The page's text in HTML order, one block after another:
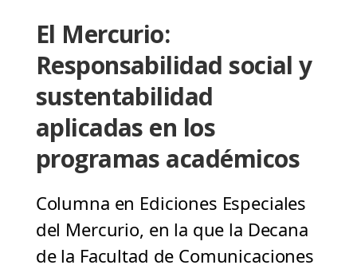
El Mercurio:
Responsabilidad social y
sustentabilidad
aplicadas en los
programas académicos
Columna en Ediciones Especiales
del Mercurio, en la que la Decana
de la Facultad de Comunicaciones